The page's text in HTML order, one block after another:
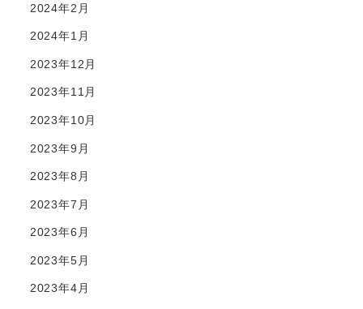
2024年2月
2024年1月
2023年12月
2023年11月
2023年10月
2023年9月
2023年8月
2023年7月
2023年6月
2023年5月
2023年4月